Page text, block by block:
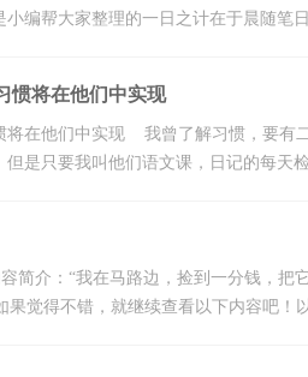
小编帮大家整理的一日之计在于晨随笔
惯将在他们中实现
将在他们中实现 我曾了解习惯，要有
但是只要我叫他们语文课，日记的每天
简介：“我在马路边，捡到一分钱，把
果觉得不错，就继续查看以下内容吧！